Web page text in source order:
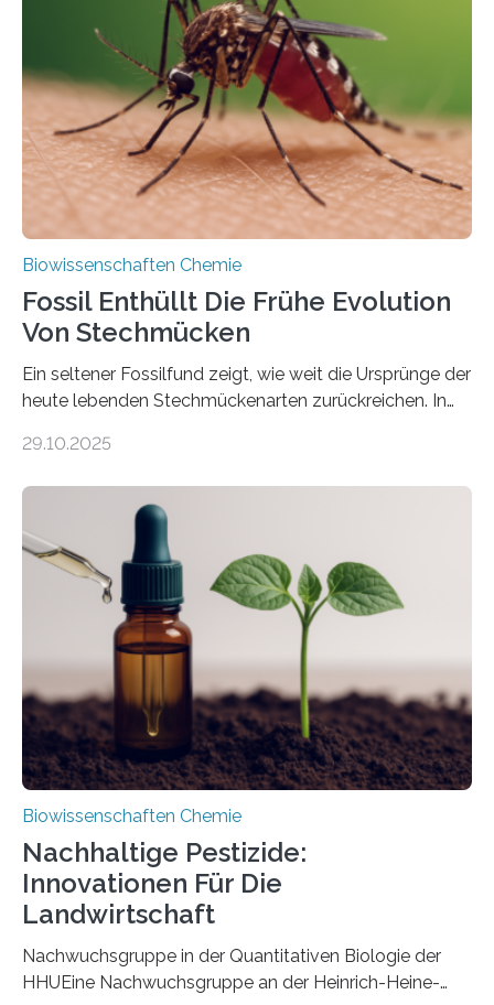
lebten. Unter den Vorfahren sticht eine Gruppe heraus,
die noch heute in der Natur vorkommt: die
Süßwasseralge Coleochaetophyceae. Einige Arten
dieser Gruppe bilden aus Zellfäden dichte Geflechte
mit scheibenförmiger Gestalt. Was auffällig ist: Die
nächsten…
Biowissenschaften Chemie
Fossil Enthüllt Die Frühe Evolution
Von Stechmücken
Ein seltener Fossilfund zeigt, wie weit die Ursprünge der
heute lebenden Stechmückenarten zurückreichen. In
Forschende die bisher älteste bekannte Stechmücken-
Region Kachin in Myanmar und hat sich in
ausgezeichnetem Zustand erhalten. Es konnte als neue
Art einer neuen Gattung beschrieben werden und trägt
nun den Namen Cretosabethes primaevus. Dieser erste
fossile Nachweis einer Stechmückenlarve in Bernstein
stellt gleichzeitig den ersten Fossilfund einer
Mückenlarve aus dem Mesozoikum dar, denn…
29.10.2025
Biowissenschaften Chemie
Nachhaltige Pestizide:
Innovationen Für Die
Landwirtschaft
Nachwuchsgruppe in der Quantitativen Biologie der
HHUEine Nachwuchsgruppe an der Heinrich-Heine-